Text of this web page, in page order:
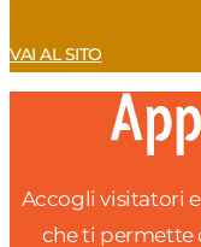
VAI AL SITO
Accogli visitatori
che ti permette